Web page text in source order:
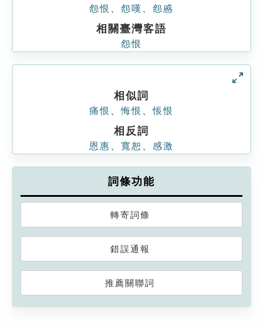
怨恨 怨嘆 怨慼
相關臺灣客語
怨恨
相似詞
痛恨 、悔恨 、悵恨
相反詞
恩惠 寬恕 感激
詞條功能
轉寄詞條
錯誤通報
推薦關聯詞